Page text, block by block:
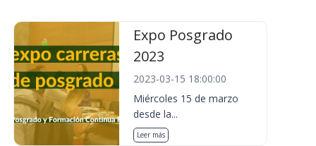
Expo Posgrado
2023
2023-03-15 18:00:00
Miércoles 15 de marzo
desde la...
Leer más